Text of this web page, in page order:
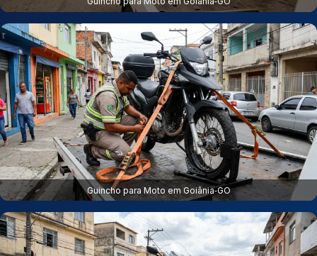
Guincho para Moto em Goiânia‑GO